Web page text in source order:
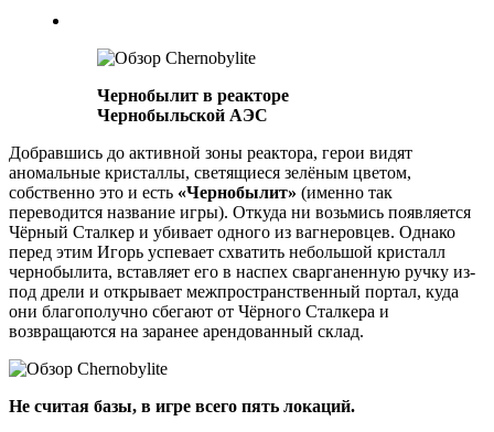
Чернобылит в реакторе
Чернобыльской АЭС
Добравшись до активной зоны реактора, герои видят
аномальные кристаллы, светящиеся зелёным цветом,
собственно это и есть «Чернобылит» (именно так
переводится название игры). Откуда ни возьмись появляется
Чёрный Сталкер и убивает одного из вагнеровцев. Однако
перед этим Игорь успевает схватить небольшой кристалл
чернобылита, вставляет его в наспех сварганенную ручку из-
под дрели и открывает межпространственный портал, куда
они благополучно сбегают от Чёрного Сталкера и
возвращаются на заранее арендованный склад.
Не считая базы, в игре всего пять локаций.